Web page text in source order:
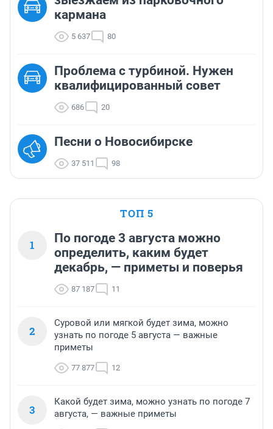
кармана
5 637 80
Проблема с турбиной. Нужен
квалифицированный совет
686 20
Песни о Новосибирске
37 511 98
ТОП 5
1
По погоде 3 августа можно
определить, каким будет
декабрь, — приметы и поверья
87 187 11
2
Суровой или мягкой будет зима, можно
узнать по погоде 5 августа — важные
приметы
77 877 12
3
Какой будет зима, можно узнать по погоде 7
августа, — важные приметы